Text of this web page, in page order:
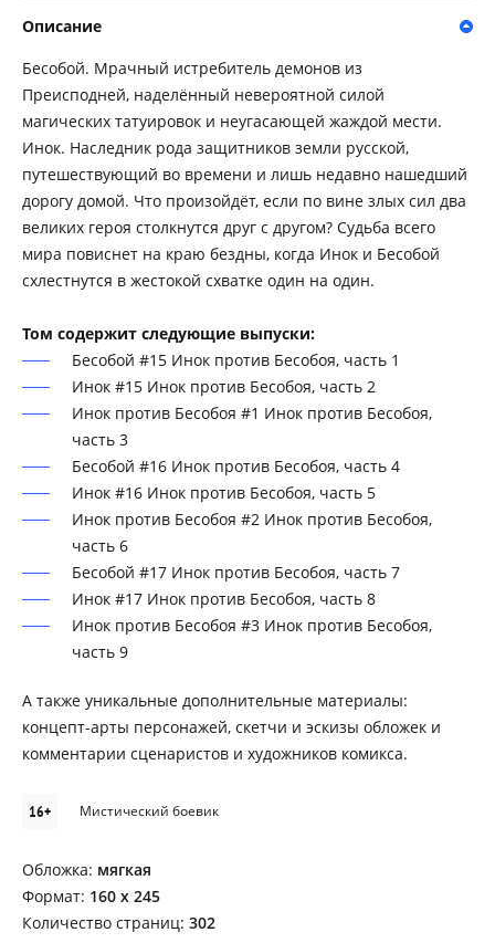
Описание
Бесобой. Мрачный истребитель демонов из
Преисподней, наделённый невероятной силой
магических татуировок и неугасающей жаждой мести.
Инок. Наследник рода защитников земли русской,
путешествующий во времени и лишь недавно нашедший
дорогу домой. Что произойдёт, если по вине злых сил два
великих героя столкнутся друг с другом? Судьба всего
мира повиснет на краю бездны, когда Инок и Бесобой
схлестнутся в жестокой схватке один на один.
Том содержит следующие выпуски:
Бесобой #15 Инок против Бесобоя, часть 1
Инок #15 Инок против Бесобоя, часть 2
Инок против Бесобоя #1 Инок против Бесобоя,
часть 3
Бесобой #16 Инок против Бесобоя, часть 4
Инок #16 Инок против Бесобоя, часть 5
Инок против Бесобоя #2 Инок против Бесобоя,
часть 6
Бесобой #17 Инок против Бесобоя, часть 7
Инок #17 Инок против Бесобоя, часть 8
Инок против Бесобоя #3 Инок против Бесобоя,
часть 9
А также уникальные дополнительные материалы:
концепт-арты персонажей, скетчи и эскизы обложек и
комментарии сценаристов и художников комикса.
16+ Мистический боевик
Обложка: мягкая
Формат: 160 х 245
Количество страниц: 302